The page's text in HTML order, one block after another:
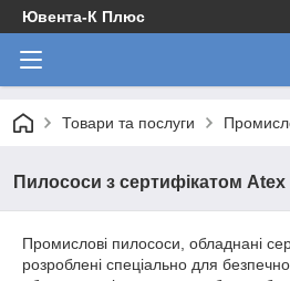
Ювента-К Плюс
Товари та послуги
Пилососи з сертифікатом Atex
Промислові пилососи, обладнані
розроблені спеціально для